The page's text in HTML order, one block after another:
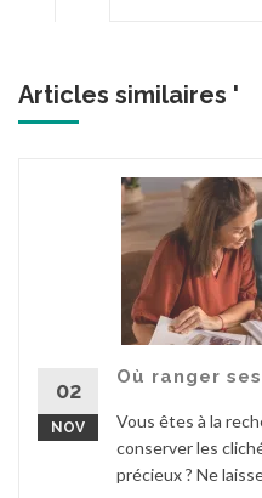
Articles similaires '
02
NOV
Où ranger
Vous êtes à la
conserver les
précieux ? Ne